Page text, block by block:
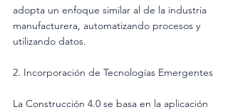
adopta un enfoque similar al de la industria
manufacturera, automatizando procesos y
utilizando datos.
2. Incorporación de Tecnologías Emergentes
La Construcción 4.0 se basa en la aplicación